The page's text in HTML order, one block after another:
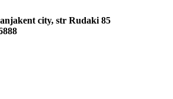
city, str Rudaki 85